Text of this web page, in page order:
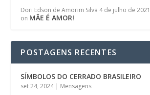
Dori Edson de Amorim Silva 4 de julho de 2021
on MÃE É AMOR!
POSTAGENS RECENTES
SÍMBOLOS DO CERRADO BRASILEIRO
set 24, 2024| Mensagens